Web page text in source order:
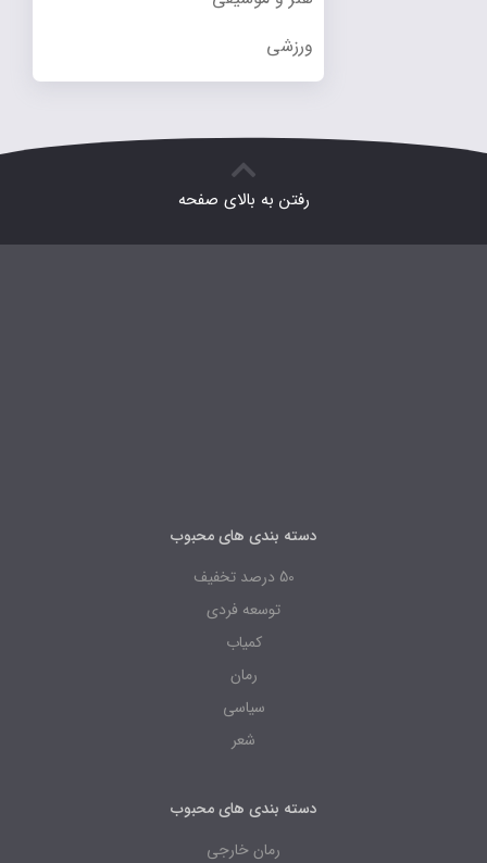
ورزشی
رفتن به بالای صفحه
دسته بندی های محبوب
50 درصد تخفیف
توسعه فردی
کمیاب
رمان
سیاسی
شعر
دسته بندی های محبوب
رمان خارجی